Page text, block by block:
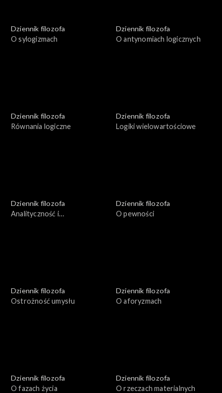
Dziennik filozofa
O sylogizmach
Dziennik filozofa
O antynomiach logicznych
Dziennik filozofa
Równania logiczne
Dziennik filozofa
Logiki wielowartościowe
Dziennik filozofa
Analityczność i
Dziennik filozofa
O pewności
Dziennik filozofa
Ostrożność umysłu
Dziennik filozofa
O aforyzmach
Dziennik filozofa
O fazach życia
Dziennik filozofa
O rzeczach materialnych